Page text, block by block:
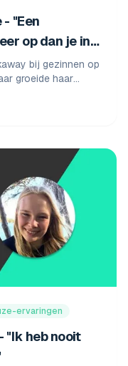
- "Een
op dan je in
bij gezinnen op
groeide haar
ervaringen
"Ik heb nooit